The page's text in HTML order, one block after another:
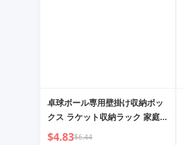
卓球ボール専用壁掛け収納ボッ
クス ラケット収納ラック 家庭用
スポーツフィットネス機器 ボー
$4.83$6.44